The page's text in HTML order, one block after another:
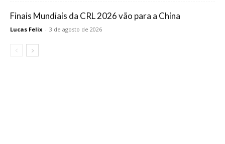
Finais Mundiais da CRL 2026 vão para a China
Lucas Felix - 3 de agosto de 2026